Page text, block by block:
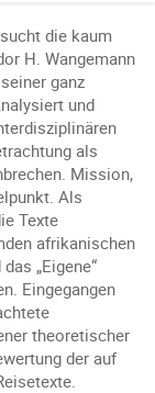
die kaum
H. Wangemann
ganz
und
als
Mission,
Als
Texte
afrikanischen
„Eigene“
Eingegangen
theoretischer
der auf